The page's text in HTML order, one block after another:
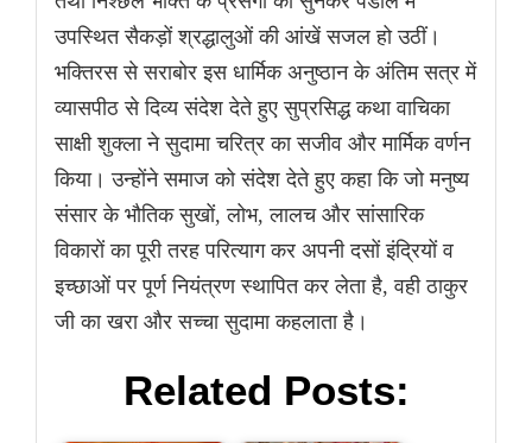
उपस्थित सैकड़ों श्रद्धालुओं की आंखें सजल हो उठीं।
भक्तिरस से सराबोर इस धार्मिक अनुष्ठान के अंतिम सत्र में
व्यासपीठ से दिव्य संदेश देते हुए सुप्रसिद्ध कथा वाचिका
साक्षी शुक्ला ने सुदामा चरित्र का सजीव और मार्मिक वर्णन
किया। उन्होंने समाज को संदेश देते हुए कहा कि जो मनुष्य
संसार के भौतिक सुखों, लोभ, लालच और सांसारिक
विकारों का पूरी तरह परित्याग कर अपनी दसों इंद्रियों व
इच्छाओं पर पूर्ण नियंत्रण स्थापित कर लेता है, वही ठाकुर
जी का खरा और सच्चा सुदामा कहलाता है।
Related Posts: